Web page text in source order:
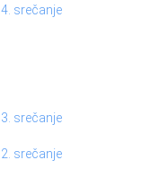
srečanje
srečanje
srečanje